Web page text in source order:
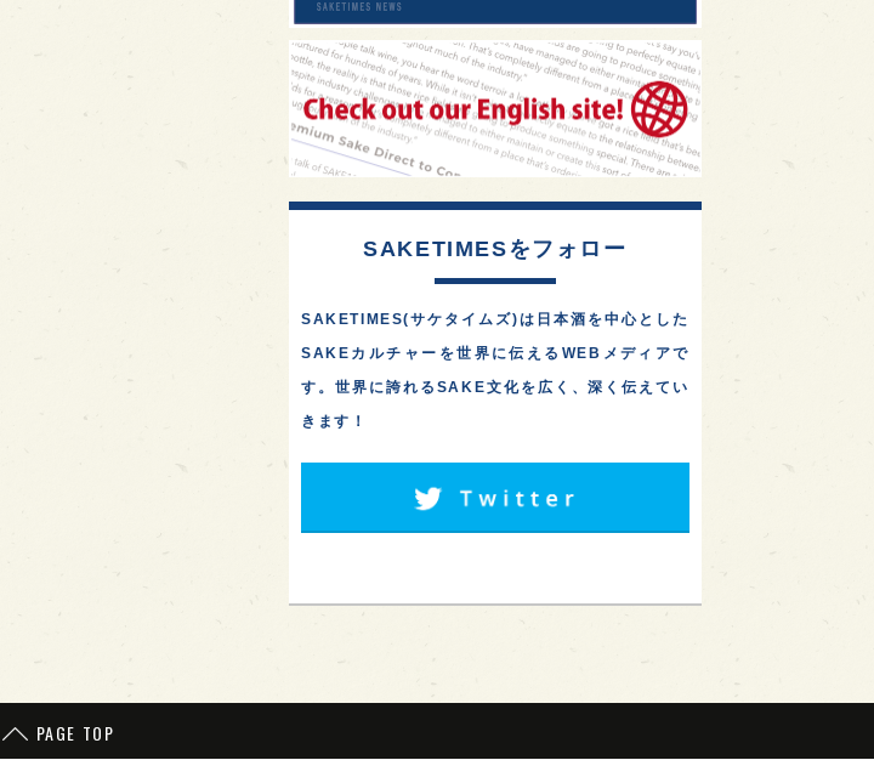
SAKETIMESをフォロー
SAKETIMES(サケタイムズ)は日本酒を中心とした
SAKEカルチャーを世界に伝えるWEBメディアで
す。世界に誇れるSAKE文化を広く、深く伝えてい
きます！
PAGE TOP